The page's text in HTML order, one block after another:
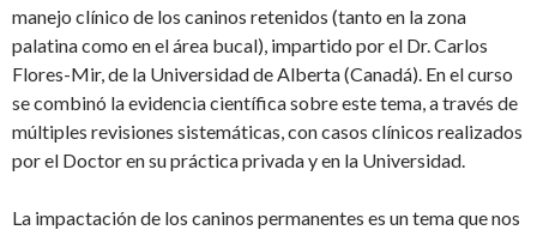
manejo clínico de los caninos retenidos (tanto en la zona
palatina como en el área bucal), impartido por el Dr. Carlos
Flores-Mir, de la Universidad de Alberta (Canadá). En el curso
se combinó la evidencia científica sobre este tema, a través de
múltiples revisiones sistemáticas, con casos clínicos realizados
por el Doctor en su práctica privada y en la Universidad.
La impactación de los caninos permanentes es un tema que nos